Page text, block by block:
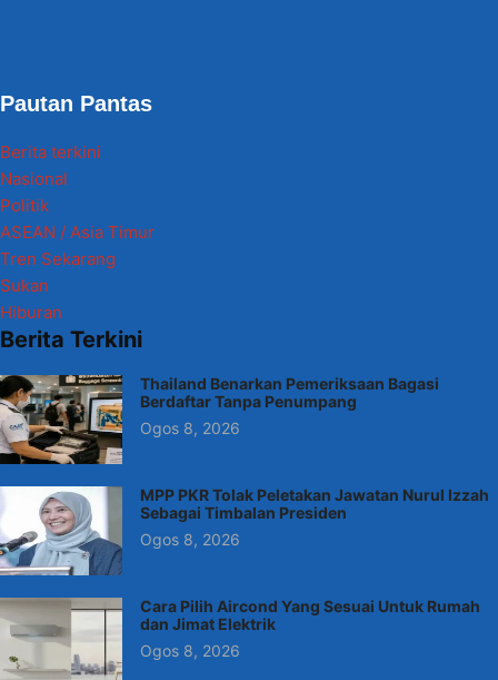
Pautan Pantas
Berita terkini
Nasional
Politik
ASEAN / Asia Timur
Tren Sekarang
Sukan
Hiburan
Berita Terkini
Thailand Benarkan Pemeriksaan Bagasi
Berdaftar Tanpa Penumpang
Ogos 8, 2026
MPP PKR Tolak Peletakan Jawatan Nurul Izzah
Sebagai Timbalan Presiden
Ogos 8, 2026
Cara Pilih Aircond Yang Sesuai Untuk Rumah
dan Jimat Elektrik
Ogos 8, 2026